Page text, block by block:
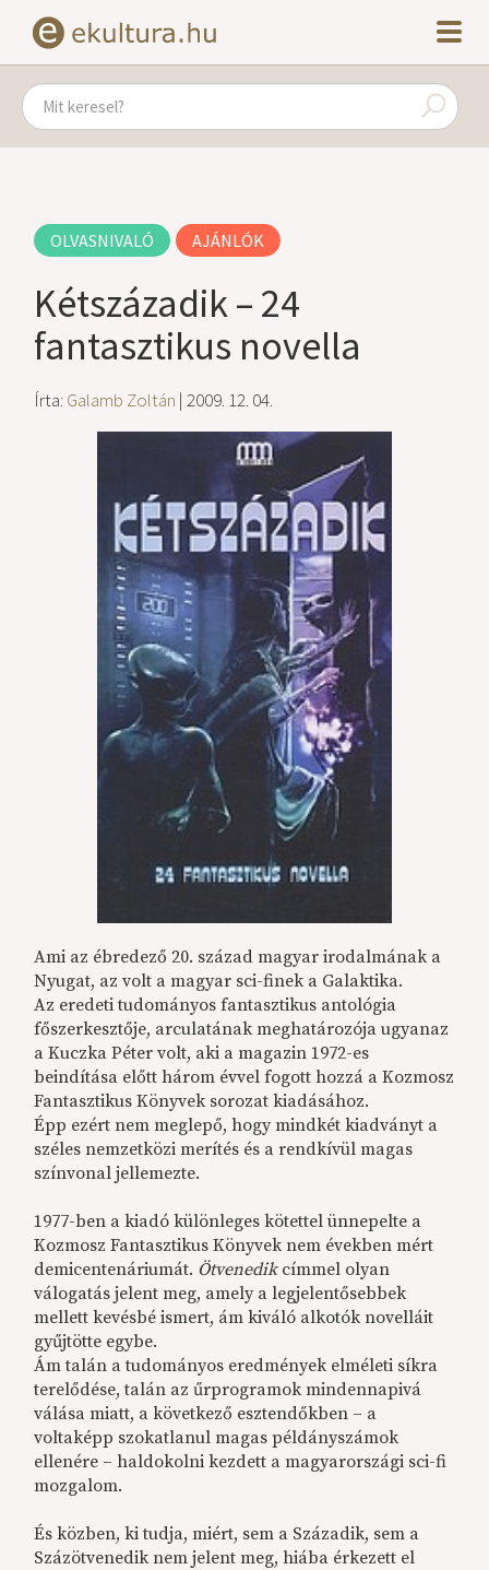
OLVASNIVALÓ AJÁNLÓK
Kétszázadik – 24
fantasztikus novella
Írta: Galamb Zoltán | 2009. 12. 04.
Ami az ébredező 20. század magyar irodalmának a
Nyugat, az volt a magyar sci-finek a Galaktika.
Az eredeti tudományos fantasztikus antológia
főszerkesztője, arculatának meghatározója ugyanaz
a Kuczka Péter volt, aki a magazin 1972-es
beindítása előtt három évvel fogott hozzá a Kozmosz
Fantasztikus Könyvek sorozat kiadásához.
Épp ezért nem meglepő, hogy mindkét kiadványt a
széles nemzetközi merítés és a rendkívül magas
színvonal jellemezte.
1977-ben a kiadó különleges kötettel ünnepelte a
Kozmosz Fantasztikus Könyvek nem években mért
demicentenáriumát. Ötvenedikcímmel olyan
válogatás jelent meg, amely a legjelentősebbek
mellett kevésbé ismert, ám kiváló alkotók novelláit
gyűjtötte egybe.
Ám talán a tudományos eredmények elméleti síkra
terelődése, talán az űrprogramok mindennapivá
válása miatt, a következő esztendőkben – a
voltaképp szokatlanul magas példányszámok
ellenére – haldokolni kezdett a magyarországi sci-fi
mozgalom.
És közben, ki tudja, miért, sem a Századik, sem a
Százötvenedik nem jelent meg, hiába érkezett el